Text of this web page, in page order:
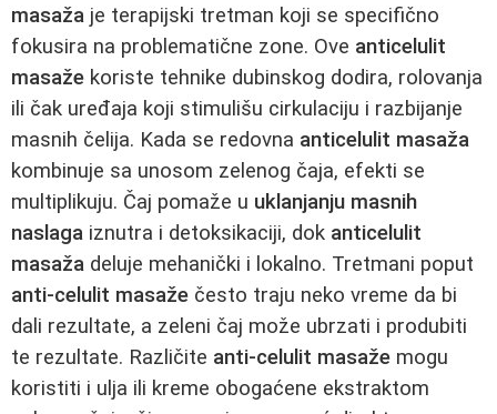
masaža je terapijski tretman koji se specifično
fokusira na problematične zone. Ove anticelulit
masaže koriste tehnike dubinskog dodira, rolovanja
ili čak uređaja koji stimulišu cirkulaciju i razbijanje
masnih čelija. Kada se redovna anticelulit masaža
kombinuje sa unosom zelenog čaja, efekti se
multiplikuju. Čaj pomaže u uklanjanju masnih
naslaga iznutra i detoksikaciji, dok anticelulit
masaža deluje mehanički i lokalno. Tretmani poput
anti-celulit masaže često traju neko vreme da bi
dali rezultate, a zeleni čaj može ubrzati i produbiti
te rezultate. Različite anti-celulit masaže mogu
koristiti i ulja ili kreme obogaćene ekstraktom